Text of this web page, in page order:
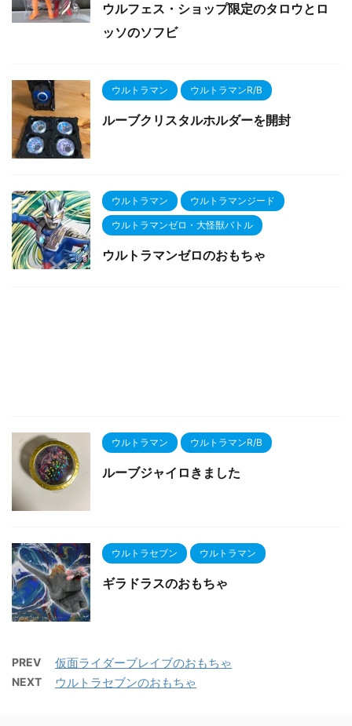
ウルフェス・ショップ限定のタロウとロ
ッソのソフビ
ウルトラマン ウルトラマンR/B
ルーブクリスタルホルダーを開封
ウルトラマン ウルトラマンジード
ウルトラマンゼロ・大怪獣バトル
ウルトラマンゼロのおもちゃ
ウルトラマン ウルトラマンR/B
ルーブジャイロきました
ウルトラセブン ウルトラマン
ギラドラスのおもちゃ
PREV 仮面ライダーブレイブのおもちゃ
NEXT ウルトラセブンのおもちゃ